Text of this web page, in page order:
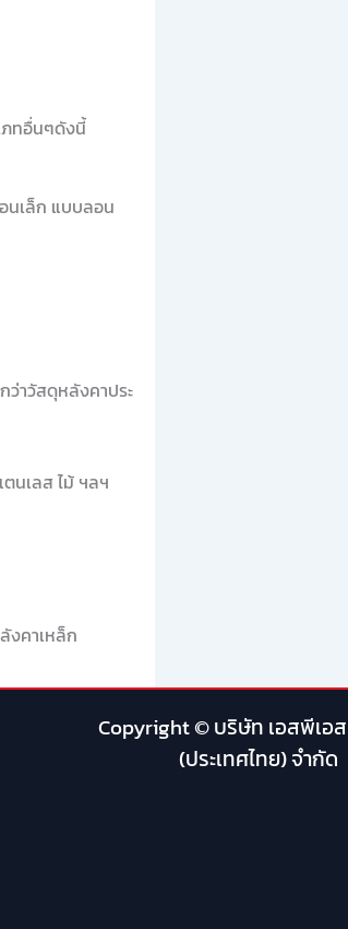
ภทอื่นๆดังนี้
นเล็ก แบบลอน
ว่าวัสดุหลังคาประ
นเลส ไม้ ฯลฯ
งคาเหล็ก
Copyright © บริษัท เอสพีเอ
(ประเทศไทย) จำกัด